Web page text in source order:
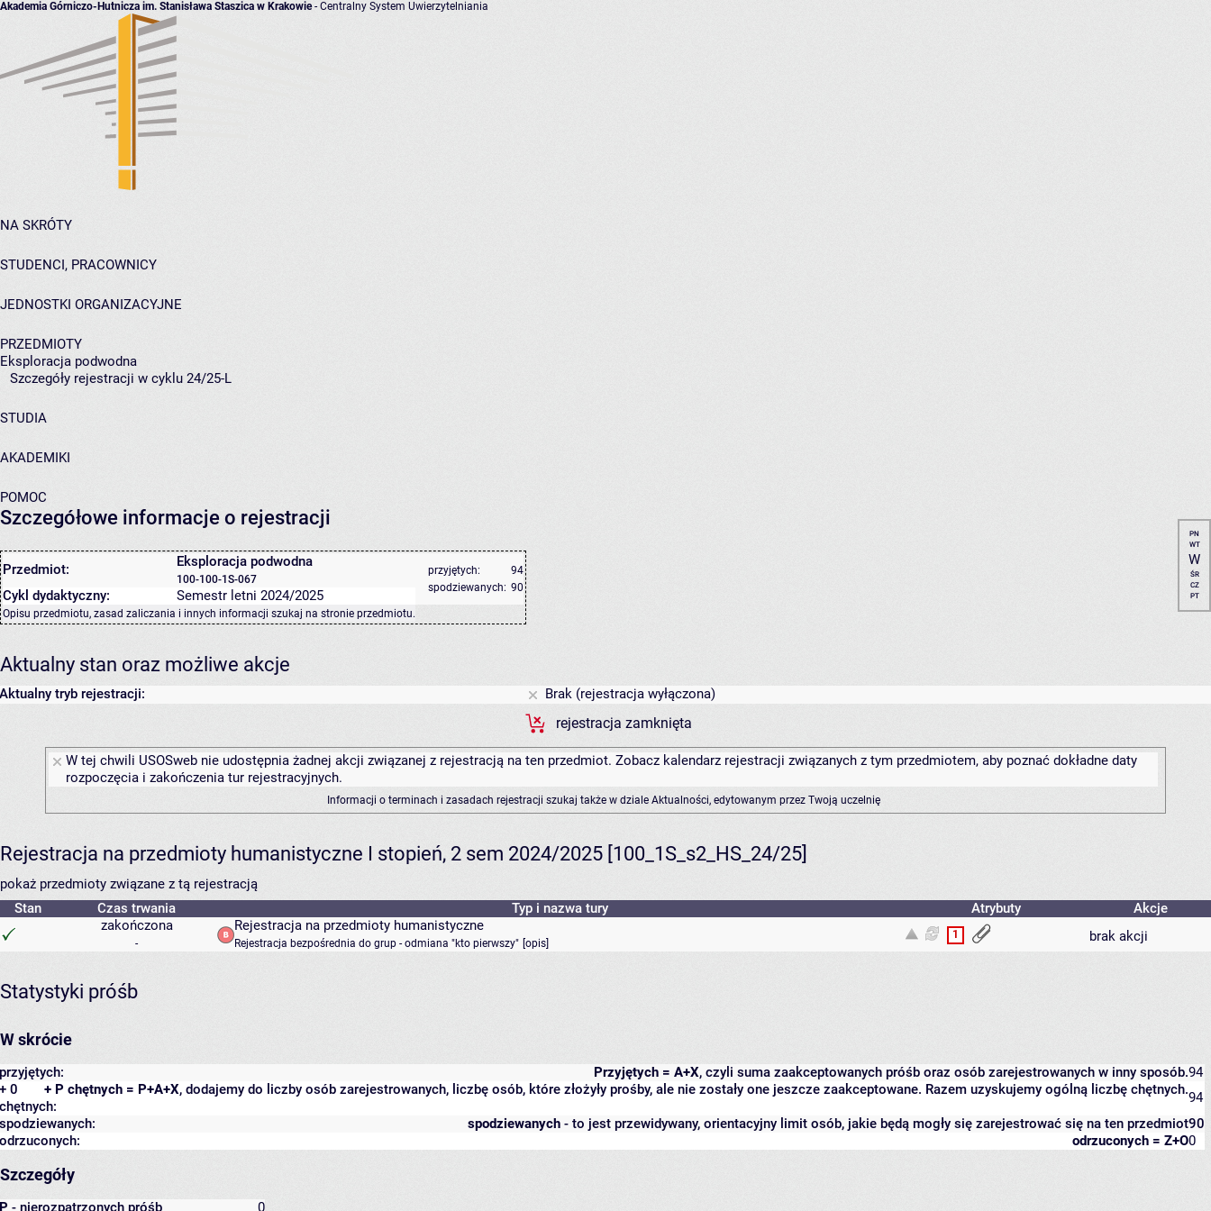
Akademia Górniczo-Hutnicza im. Stanisława Staszica w Krakowie- Centralny System Uwierzytelniania
NA SKRÓTY
STUDENCI, PRACOWNICY
JEDNOSTKI ORGANIZACYJNE
PRZEDMIOTY
Eksploracja podwodna
Szczegóły rejestracji w cyklu 24/25-L
STUDIA
AKADEMIKI
POMOC
Szczegółowe informacje o rejestracji
Przedmiot: Eksploracja podwodna
100-100-1S-067
przyjętych:
94
spodziewanych: 90
Cykl dydaktyczny: Semestr letni 2024/2025
Opisu przedmiotu, zasad zaliczania i innych informacji szukaj na stronie przedmiotu.
PN
WT
W
ŚR
CZ
PT
Aktualny stan oraz możliwe akcje
Aktualny tryb rejestracji:
Brak (rejestracja wyłączona)
rejestracja zamknięta
W tej chwili USOSweb nie udostępnia żadnej akcji związanej z rejestracją na ten przedmiot. Zobacz kalendarz rejestracji związanych z tym przedmiotem, aby poznać dokładne daty
rozpoczęcia i zakończenia tur rejestracyjnych.
Informacji o terminach i zasadach rejestracji szukaj także w dziale Aktualności, edytowanym przez Twoją uczelnię
Rejestracja na przedmioty humanistyczne I stopień, 2 sem 2024/2025 [100_1S_s2_HS_24/25]
pokaż przedmioty związane z tą rejestracją
Stan
Czas trwania Typ i nazwa tury Atrybuty
Akcje
zakończona
-
Rejestracja na przedmioty humanistyczne
Rejestracja bezpośrednia do grup - odmiana "kto pierwszy" opis
1 brak akcji
Statystyki próśb
W skrócie
Przyjętych = A+X, czyli suma zaakceptowanych próśb oraz osób zarejestrowanych w inny sposób.
przyjętych:
94
+ P chętnych = P+A+X, dodajemy do liczby osób zarejestrowanych, liczbę osób, które złożyły prośby, ale nie zostały one jeszcze zaakceptowane. Razem uzyskujemy ogólną liczbę chętnych.
+ 0
chętnych:
94
spodziewanych - to jest przewidywany, orientacyjny limit osób, jakie będą mogły się zarejestrować się na ten przedmiot
spodziewanych:
90
odrzuconych = Z+O
odrzuconych: 0
Szczegóły
P - nierozpatrzonych próśb 0